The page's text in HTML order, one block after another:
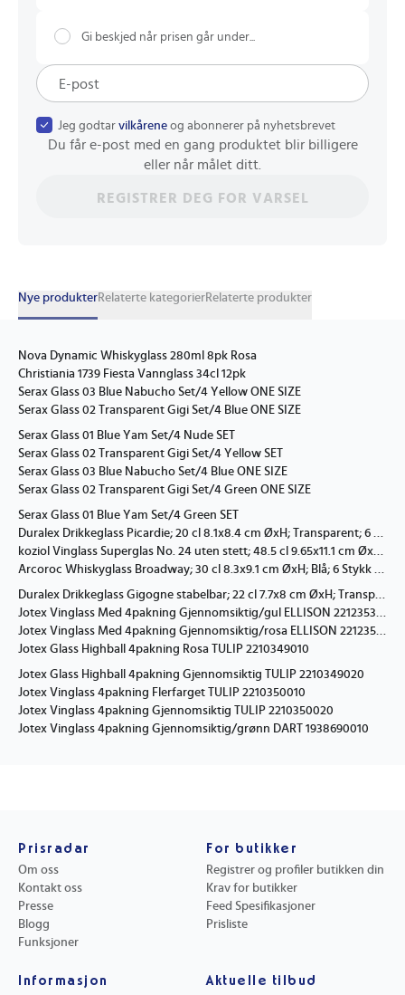
Gi beskjed når prisen går under...
Jeg godtar vilkårene og abonnerer på nyhetsbrevet
Du får e-post med en gang produktet blir billigere
eller når målet ditt.
REGISTRER DEG FOR VARSEL
Nye produkterRelaterte kategorierRelaterte produkter
Nova Dynamic Whiskyglass 280ml 8pk Rosa
Christiania 1739 Fiesta Vannglass 34cl 12pk
Serax Glass 03 Blue Nabucho Set/4 Yellow ONE SIZE
Serax Glass 02 Transparent Gigi Set/4 Blue ONE SIZE
Serax Glass 01 Blue Yam Set/4 Nude SET
Serax Glass 02 Transparent Gigi Set/4 Yellow SET
Serax Glass 03 Blue Nabucho Set/4 Blue ONE SIZE
Serax Glass 02 Transparent Gigi Set/4 Green ONE SIZE
Serax Glass 01 Blue Yam Set/4 Green SET
Jotex Glass Highball 4pakning Rosa TULIP 2210349010
Jotex Glass Highball 4pakning Gjennomsiktig TULIP 2210349020
Jotex Vinglass 4pakning Flerfarget TULIP 2210350010
Jotex Vinglass 4pakning Gjennomsiktig TULIP 2210350020
Jotex Vinglass 4pakning Gjennomsiktig/grønn DART 1938690010
Prisradar
Om oss
Kontakt oss
Presse
Blogg
Funksjoner
For butikker
Registrer og profiler butikken din
Krav for butikker
Feed Spesifikasjoner
Prisliste
Informasjon Aktuelle tilbud